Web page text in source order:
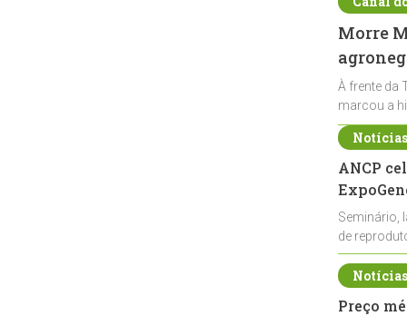
Morre
À frente da
marcou a
ANCP
Seminário,
de
durante a
Preço